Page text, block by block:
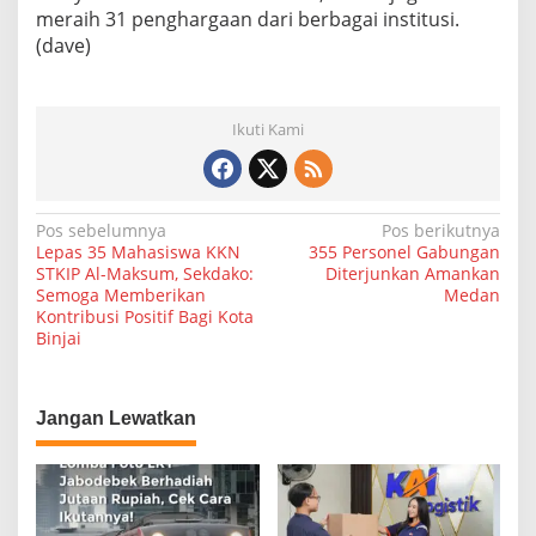
meraih 31 penghargaan dari berbagai institusi.
(dave)
Ikuti Kami
N
a
v
i
a
s
i
p
Pos sebelumnya
Lepas 35 Mahasiswa KKN
STKIP Al-Maksum, Sekdako:
Semoga Memberikan
Kontribusi Positif Bagi Kota
Binjai
Pos berikutnya
355 Personel Gabungan
Diterjunkan Amankan
Medan
Jangan Lewatkan